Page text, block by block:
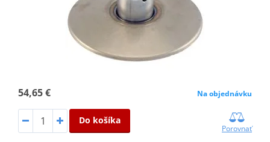
54,65 € Na objednávku
Do košíka
Porovnať